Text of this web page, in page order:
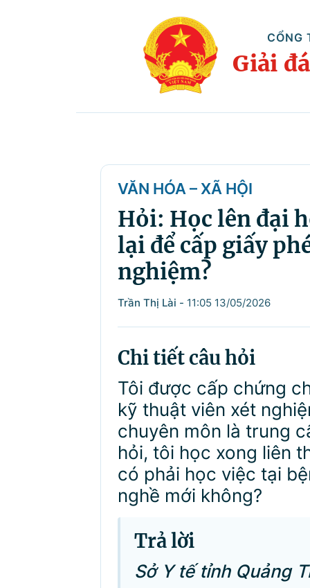
CỔNG
Giải
VĂN HÓA – XÃ HỘI
Hỏi: Học lên đại
lại để cấp giấy
nghiệm?
Trần Thị Lài - 11:05 13/05/2026
Chi tiết câu hỏi
Tôi được cấp chứng
kỹ thuật viên xét
chuyên môn là trung
hỏi, tôi học xong liên
có phải học việc tại
nghề mới không?
Trả lời
Sở Y tế tỉnh Quảng